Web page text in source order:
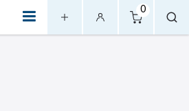
0